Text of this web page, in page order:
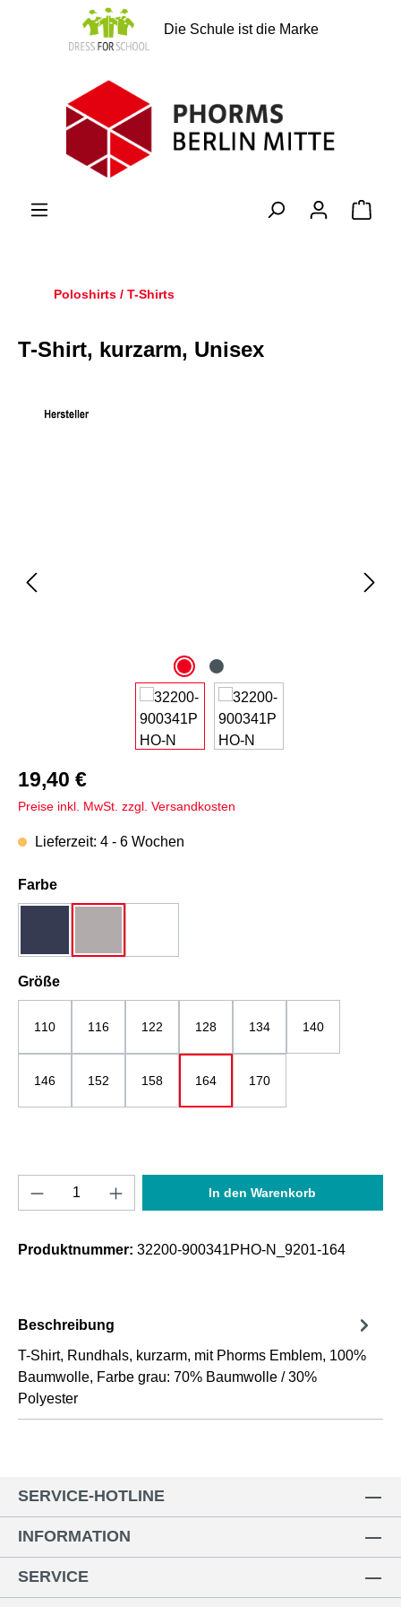
springen
Die Schule ist die Marke
Poloshirts / T-Shirts
T-Shirt, kurzarm, Unisex
19,40 €
Preise inkl. MwSt. zzgl. Versandkosten
Lieferzeit: 4 - 6 Wochen
Farbeauswählen
Größeauswählen
110 116 122 128 134 140
146 152 158 164 170
Produkt Anzahl: Gib den gewünschten
In den Warenkorb
Produktnummer: 32200-900341PHO-N_9201-164
Beschreibung
T-Shirt, Rundhals, kurzarm, mit Phorms Emblem, 100%
Baumwolle, Farbe grau: 70% Baumwolle / 30%
Polyester
SERVICE-HOTLINE
INFORMATION
SERVICE